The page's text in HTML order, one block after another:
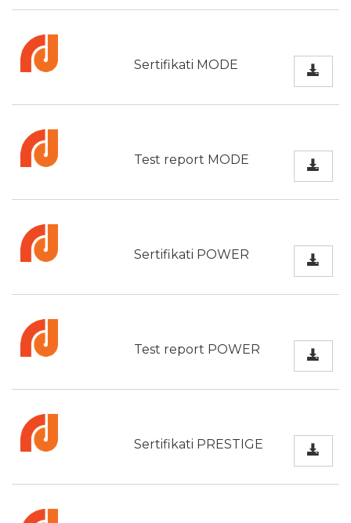
Sertifikati MODE
Test report MODE
Sertifikati POWER
Test report POWER
Sertifikati PRESTIGE